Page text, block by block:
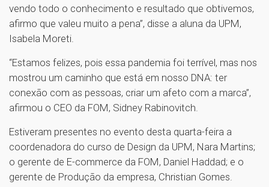
vendo todo o conhecimento e resultado que obtivemos,
afirmo que valeu muito a pena”, disse a aluna da UPM,
Isabela Moreti.
“Estamos felizes, pois essa pandemia foi terrível, mas nos
mostrou um caminho que está em nosso DNA: ter
conexão com as pessoas, criar um afeto com a marca”,
afirmou o CEO da FOM, Sidney Rabinovitch.
Estiveram presentes no evento desta quarta-feira a
coordenadora do curso de Design da UPM, Nara Martins;
o gerente de E-commerce da FOM, Daniel Haddad; e o
gerente de Produção da empresa, Christian Gomes.